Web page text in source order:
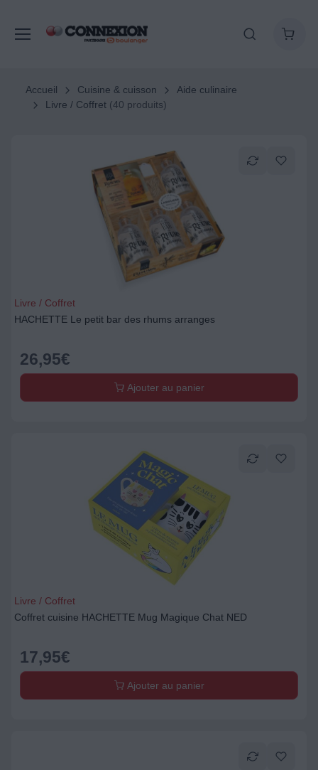
Accueil Cuisine & cuisson
Aide culinaire
Livre / Coffret(40 produits)
Livre / Coffret
HACHETTE Le petit bar des rhums arranges
26,95€
Ajouter au panier
Livre / Coffret
Coffret cuisine HACHETTE Mug Magique Chat NED
17,95€
Ajouter au panier